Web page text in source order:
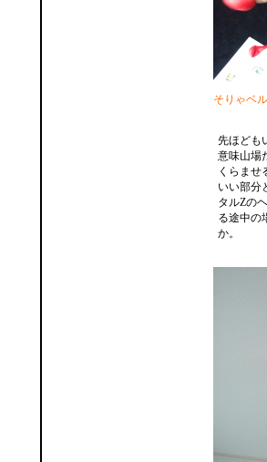
そりゃベ
先ほども
意味山場
くらませ
いい部分
タルZの
る途中の
か。